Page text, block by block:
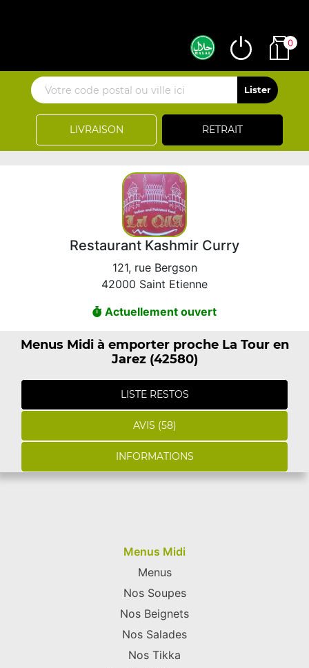
LIVRAISON RETRAIT
0
Restaurant Kashmir Curry
121, rue Bergson
42000 Saint Etienne
Actuellement ouvert
Menus Midi à emporter proche La Tour en
Jarez (42580)
LISTE RESTOS
AVIS (58)
INFORMATIONS
Menus Midi
Menus
Nos Soupes
Nos Beignets
Nos Salades
Nos Tikka